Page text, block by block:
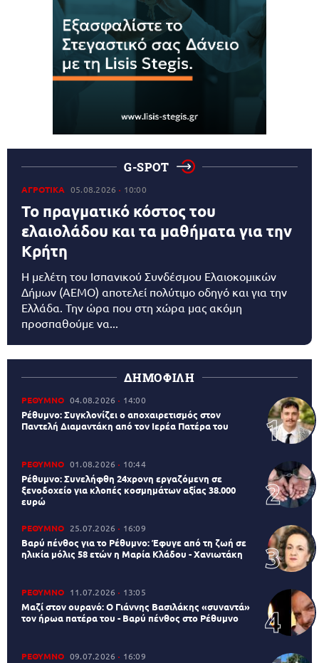
G-SPOT
ΑΓΡΟΤΙΚΑ 05.08.2026 10:00
Το πραγματικό κόστος του
ελαιολάδου και τα μαθήματα για την
Κρήτη
Η μελέτη του Ισπανικού Συνδέσμου Ελαιοκομικών
Δήμων (AEMO) αποτελεί πολύτιμο οδηγό και για την
Ελλάδα. Την ώρα που στη χώρα μας ακόμη
προσπαθούμε να...
ΔΗΜΟΦΙΛΗ
ΡΕΘΥΜΝΟ 04.08.2026 14:00
Ρέθυμνο: Συγκλονίζει ο αποχαιρετισμός στον
Παντελή Διαμαντάκη από τον Ιερέα Πατέρα του
ΡΕΘΥΜΝΟ 01.08.2026 10:44
Ρέθυμνο: Συνελήφθη 24χρονη εργαζόμενη σε
ξενοδοχείο για κλοπές κοσμημάτων αξίας 38.000
ευρώ
ΡΕΘΥΜΝΟ 25.07.2026 16:09
Βαρύ πένθος για το Ρέθυμνο: Έφυγε από τη ζωή σε
ηλικία μόλις 58 ετών η Μαρία Κλάδου - Χανιωτάκη
ΡΕΘΥΜΝΟ 11.07.2026 13:05
Μαζί στον ουρανό: Ο Γιάννης Βασιλάκης «συναντά»
τον ήρωα πατέρα του - Βαρύ πένθος στο Ρέθυμνο
ΡΕΘΥΜΝΟ 09.07.2026 16:09